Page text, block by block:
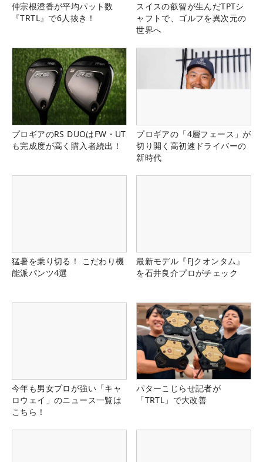
仲宗根澄香が平均パット数
『TRTL』で6人抜き！
スイスの叡智が生んだTPTシ
ャフトで、ゴルフを異次元の
世界へ
プロギアのRS DUOはFW・UT
も完成度が高く購入者続出！
プロギアの「4層フェース」が
切り開く高初速ドライバーの
新時代
猛暑を乗り切る！ こだわり機
能派パンツ4選
最新モデル『FJクオンタム』
を石井良介プロがチェック
今年も男女プロが強い「キャ
ロウェイ」のニュース一覧は
こちら！
パターこじらせ記者が
「TRTL」で大改善